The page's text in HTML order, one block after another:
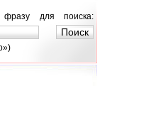
для поиска: